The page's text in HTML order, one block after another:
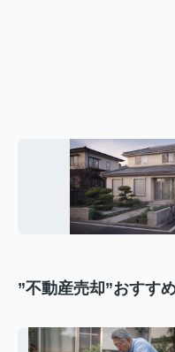
”不動産売却”おすす